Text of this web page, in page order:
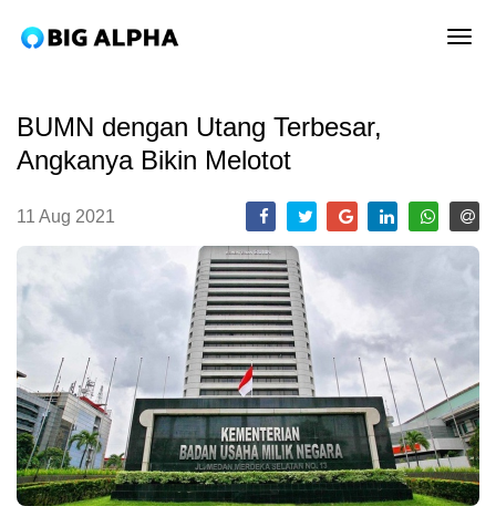
BUMN dengan Utang Terbesar,
Angkanya Bikin Melotot
11 Aug 2021